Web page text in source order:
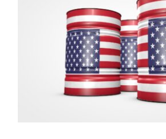
Ölpreise geben weiter nach – US-
Rekordhoch – Heizöl kaum
HeizölNews OPEC-Meeting